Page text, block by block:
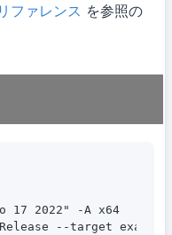
ファレンス を参照の
17 2022" -A x64
--target